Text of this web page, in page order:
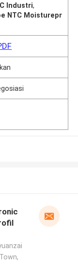
Industri,
NTC Moisturepr